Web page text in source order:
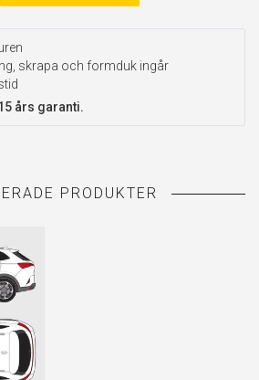
skrapa och formduk ingår
års garanti.